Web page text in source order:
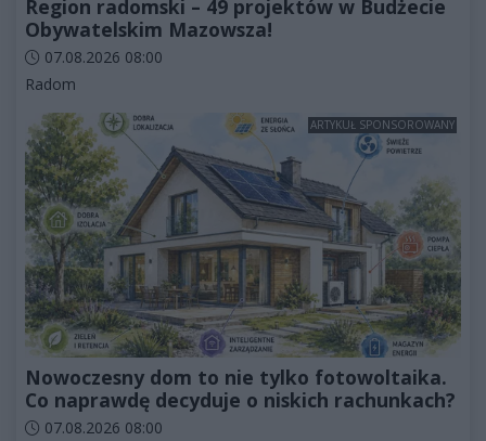
Region radomski – 49 projektów w Budżecie
Obywatelskim Mazowsza!
Data dodania artykułu:
07.08.2026 08:00
Kategorie artykułu:
Radom
ARTYKUŁ SPONSOROWANY
Nowoczesny dom to nie tylko fotowoltaika.
Co naprawdę decyduje o niskich rachunkach?
Data dodania artykułu:
07.08.2026 08:00